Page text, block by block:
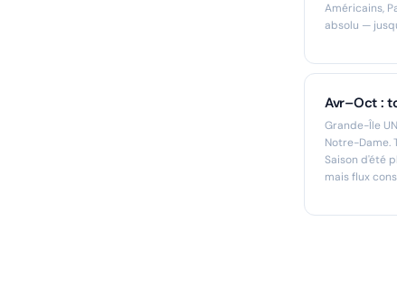
Américains,
absolu —
Avr–Oct :
Grande-Île
Notre-Dame.
Saison d'été
mais flux